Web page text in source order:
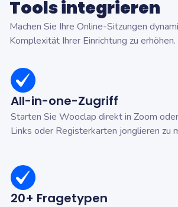
Tools integrieren
Machen Sie Ihre Online-Sitzungen
Komplexität Ihrer Einrichtung zu erhöhen.
All-in-one-Zugriff
Starten Sie Wooclap direkt in Zoom
Links oder Registerkarten jonglieren zu
20+ Fragetypen